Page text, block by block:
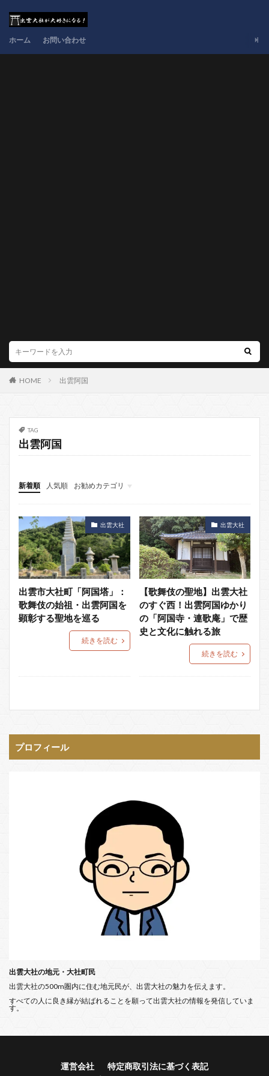
ホーム お問い合わせ
HOME 出雲阿国
TAG
出雲阿国
新着順 人気順
お勧めカテゴリ
出雲大社
出雲大社
素鵞社
そがのやしろ
出雲大社
出雲市大社町「阿国塔」：
歌舞伎の始祖・出雲阿国を
顕彰する聖地を巡る
続きを読む
出雲大社
【歌舞伎の聖地】出雲大社
のすぐ西！出雲阿国ゆかり
の「阿国寺・連歌庵」で歴
史と文化に触れる旅
続きを読む
プロフィール
出雲大社の地元・大社町民
出雲大社の500m圏内に住む地元民が、出雲大社の魅力を伝えます。
すべての人に良き縁が結ばれることを願って出雲大社の情報を発信していま
す。
運営会社
特定商取引法に基づく表記